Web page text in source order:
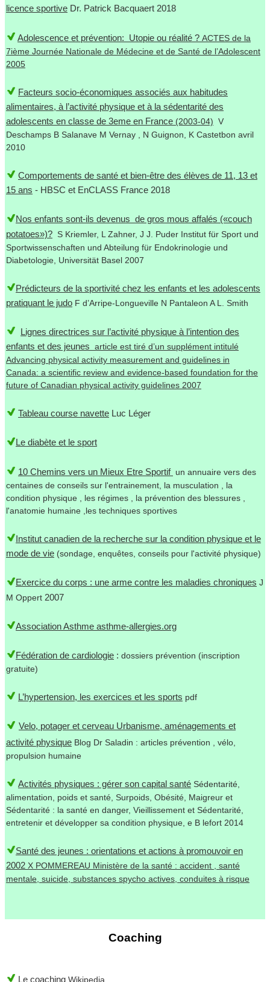
licence sportive Dr. Patrick Bacquaert 2018
Adolescence et prévention: Utopie ou réalité ? ACTES de la
7ième Journée Nationale de Médecine et de Santé de l’Adolescent
2005
Facteurs socio-économiques associés aux habitudes
alimentaires, à l’activité physique et à la sédentarité des
adolescents en classe de 3eme en France (2003-04) V
Deschamps B Salanave M Vernay , N Guignon, K Castetbon avril
2010
Comportements de santé et bien-être des élèves de 11, 13 et
15 ans - HBSC et EnCLASS France 2018
Nos enfants sont-ils devenus de gros mous affalés («couch
potatoes»)? S Kriemler, L Zahner, J J. Puder Institut für Sport und
Sportwissenschaften und Abteilung für Endokrinologie und
Diabetologie, Universität Basel 2007
Prédicteurs de la sportivité chez les enfants et les adolescents
pratiquant le judo F d’Arripe-Longueville N Pantaleon A L. Smith
Lignes directrices sur l’activité physique à l’intention des
enfants et des jeunes article est tiré d’un supplément intitulé
Advancing physical activity measurement and guidelines in
Canada: a scientific review and evidence-based foundation for the
future of Canadian physical activity guidelines 2007
Tableau course navette Luc Léger
Le diabète et le sport
10 Chemins vers un Mieux Etre Sportif un annuaire vers des
centaines de conseils sur l'entrainement, la musculation , la
condition physique , les régimes , la prévention des blessures ,
l'anatomie humaine ,les techniques sportives
Institut canadien de la recherche sur la condition physique et le
mode de vie (sondage, enquêtes, conseils pour l'activité physique)
Exercice du corps : une arme contre les maladies chroniques J
M Oppert 2007
Association Asthme asthme-allergies.org
Fédération de cardiologie : dossiers prévention (inscription
gratuite)
L’hypertension, les exercices et les sports pdf
Velo, potager et cerveau Urbanisme, aménagements et
activité physique Blog Dr Saladin : articles prévention , vélo,
propulsion humaine
Activités physiques : gérer son capital santé Sédentarité,
alimentation, poids et santé, Surpoids, Obésité, Maigreur et
Sédentarité : la santé en danger, Vieillissement et Sédentarité,
entretenir et développer sa condition physique, e B lefort 2014
Santé des jeunes : orientations et actions à promouvoir en
2002 X POMMEREAU Ministère de la santé : accident , santé
mentale, suicide, substances spycho actives, conduites à risque
Coaching
Le coaching Wikipedia